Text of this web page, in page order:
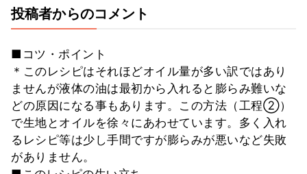
投稿者からのコメント
■コツ・ポイント
＊このレシピはそれほどオイル量が多い訳ではあり
ませんが液体の油は最初から入れると膨らみ難いな
どの原因になる事もあります。この方法（工程②）
で生地とオイルを徐々にあわせています。多く入れ
るレシピ等は少し手間ですが膨らみが悪いなど失敗
がありません。